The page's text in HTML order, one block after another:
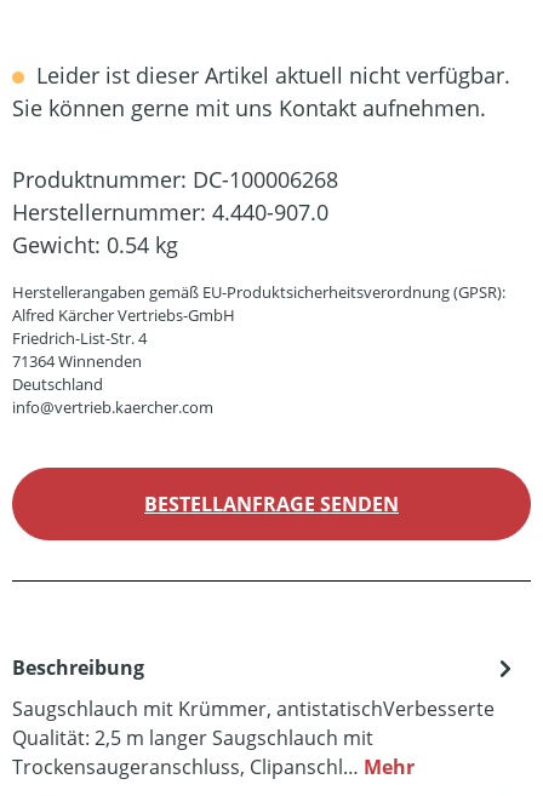
Leider ist dieser Artikel aktuell nicht verfügbar.
Sie können gerne mit uns Kontakt aufnehmen.
Produktnummer: DC-100006268
Herstellernummer: 4.440-907.0
Gewicht: 0.54 kg
Herstellerangaben gemäß EU-Produktsicherheitsverordnung (GPSR):
Alfred Kärcher Vertriebs-GmbH
Friedrich-List-Str. 4
71364 Winnenden
Deutschland
info@vertrieb.kaercher.com
BESTELLANFRAGE SENDEN
Beschreibung
Saugschlauch mit Krümmer, antistatischVerbesserte
Qualität: 2,5 m langer Saugschlauch mit
Trockensaugeranschluss, Clipanschl… Mehr